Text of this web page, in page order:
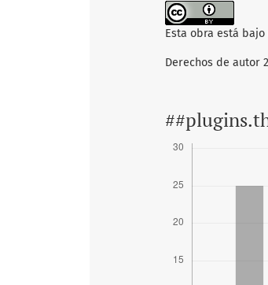
Esta obra está
Derechos de autor